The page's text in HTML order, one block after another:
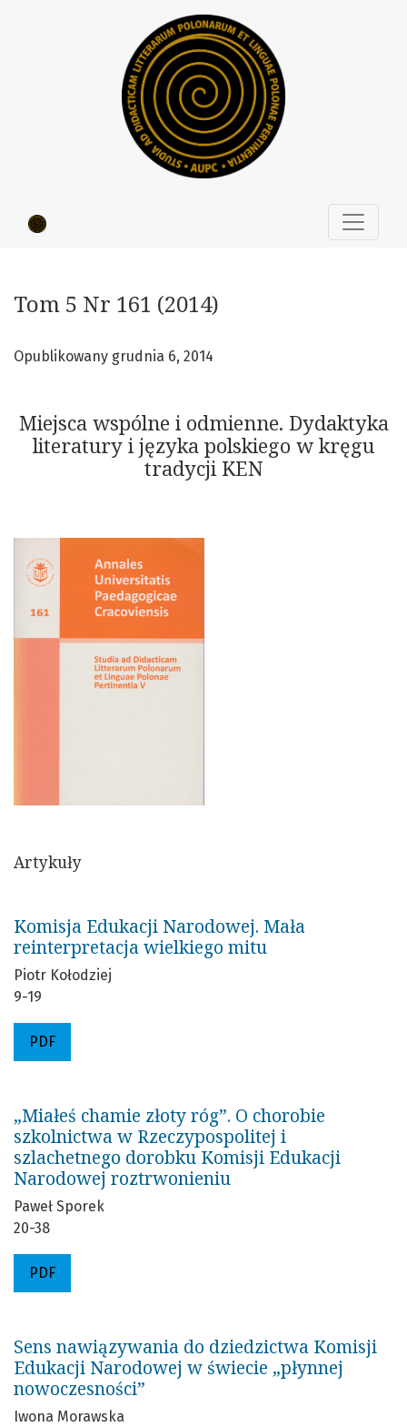
Tom 5 Nr 161 (2014)
Opublikowany grudnia 6, 2014
Miejsca wspólne i odmienne. Dydaktyka
literatury i języka polskiego w kręgu
tradycji KEN
Artykuły
Komisja Edukacji Narodowej. Mała
reinterpretacja wielkiego mitu
Piotr Kołodziej
9-19
PDF
„Miałeś chamie złoty róg”. O chorobie
szkolnictwa w Rzeczypospolitej i
szlachetnego dorobku Komisji Edukacji
Narodowej roztrwonieniu
Paweł Sporek
20-38
PDF
Sens nawiązywania do dziedzictwa Komisji
Edukacji Narodowej w świecie „płynnej
nowoczesności”
Iwona Morawska